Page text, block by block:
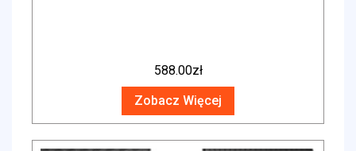
588.00zł
Zobacz Więcej